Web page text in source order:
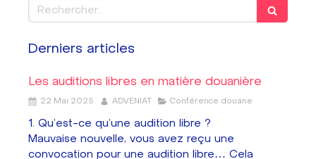
Rechercher
Derniers articles
Les auditions libres en matière douanière
22 Mai 2025 ADVENIAT Conférence douane
1. Qu’est-ce qu’une audition libre ?
Mauvaise nouvelle, vous avez reçu une
convocation pour une audition libre… Cela